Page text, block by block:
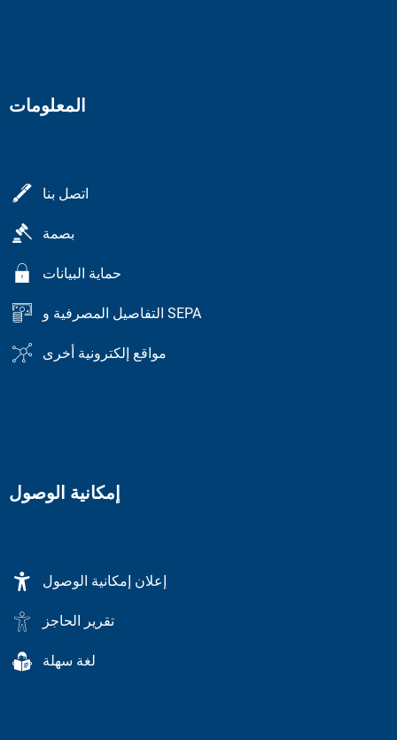
المعلومات
اتصل بنا
بصمة
حماية البيانات
التفاصيل المصرفية و SEPA
مواقع إلكترونية أخرى
إمكانية الوصول
إعلان إمكانية الوصول
تقرير الحاجز
لغة سهلة